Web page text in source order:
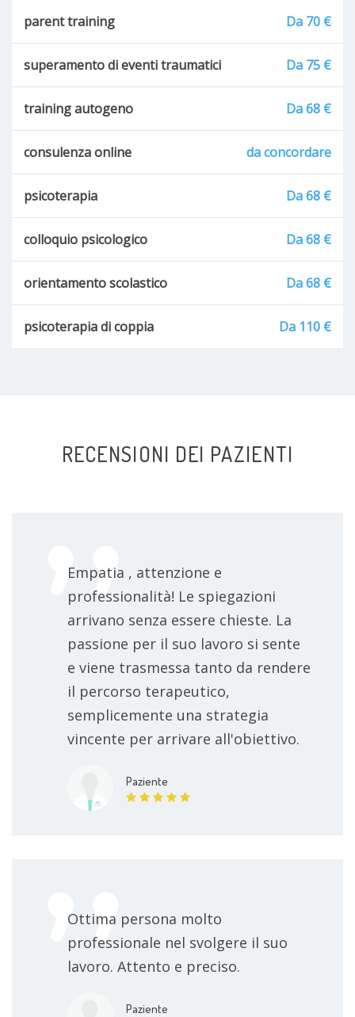
parent training Da 70 €
superamento di eventi traumatici Da 75 €
training autogeno Da 68 €
consulenza online da concordare
psicoterapia Da 68 €
colloquio psicologico Da 68 €
orientamento scolastico Da 68 €
psicoterapia di coppia Da 110 €
RECENSIONI DEI PAZIENTI
Empatia , attenzione e
professionalità! Le spiegazioni
arrivano senza essere chieste. La
passione per il suo lavoro si sente
e viene trasmessa tanto da rendere
il percorso terapeutico,
semplicemente una strategia
vincente per arrivare all'obiettivo.
Paziente
Ottima persona molto
professionale nel svolgere il suo
lavoro. Attento e preciso.
Paziente